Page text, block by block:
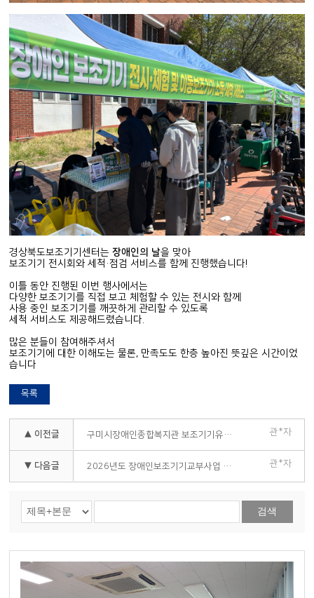
경상북도보조기기센터는장애인의 날을 맞아
보조기기 전시회와 세척·점검 서비스를 함께 진행했습니다!
이틀 동안 진행된 이번 행사에서는
다양한 보조기기를 직접 보고 체험할 수 있는 전시와 함께
사용 중인 보조기기를 깨끗하게 관리할 수 있도록
세척 서비스도 제공해드렸습니다.
많은 분들이 참여해주셔서
보조기기에 대한 이해도는 물론, 만족도도 한층 높아진 뜻깊은 시간이었
습니다
목록
▲ 이전글 구미시장애인종합복지관 보조기기유지관리서비스 관*자
▼ 다음글 2026년도 장애인보조기기교부사업 담당자 교육 관*자
검색